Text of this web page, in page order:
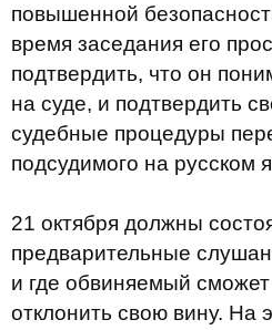
повышенной
время заседания его
подтвердить, что он
на суде, и подтвердить
судебные процедуры
подсудимого на русском
21 октября должны
предварительные
и где обвиняемый
отклонить свою вину. На